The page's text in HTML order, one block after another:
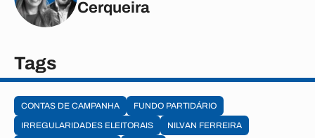
Cerqueira
Tags
CONTAS DE CAMPANHA
FUNDO PARTIDÁRIO
IRREGULARIDADES ELEITORAIS
NILVAN FERREIRA